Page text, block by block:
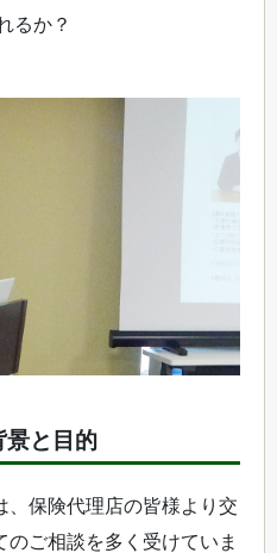
るか？
景と目的
、保険代理店の皆様より交
ご相談を多く受けていま